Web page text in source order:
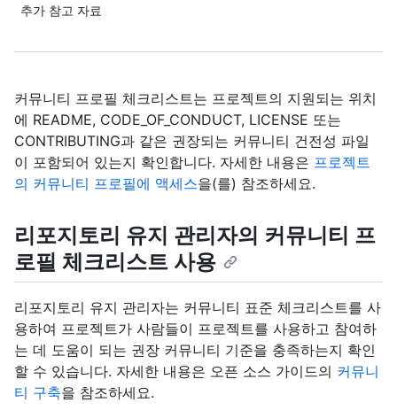
추가 참고 자료
커뮤니티 프로필 체크리스트는 프로젝트의 지원되는 위치
에 README, CODE_OF_CONDUCT, LICENSE 또는
CONTRIBUTING과 같은 권장되는 커뮤니티 건전성 파일
이 포함되어 있는지 확인합니다. 자세한 내용은 프로젝트
의 커뮤니티 프로필에 액세스을(를) 참조하세요.
리포지토리 유지 관리자의 커뮤니티 프
로필 체크리스트 사용
리포지토리 유지 관리자는 커뮤니티 표준 체크리스트를 사
용하여 프로젝트가 사람들이 프로젝트를 사용하고 참여하
는 데 도움이 되는 권장 커뮤니티 기준을 충족하는지 확인
할 수 있습니다. 자세한 내용은 오픈 소스 가이드의 커뮤니
티 구축을 참조하세요.